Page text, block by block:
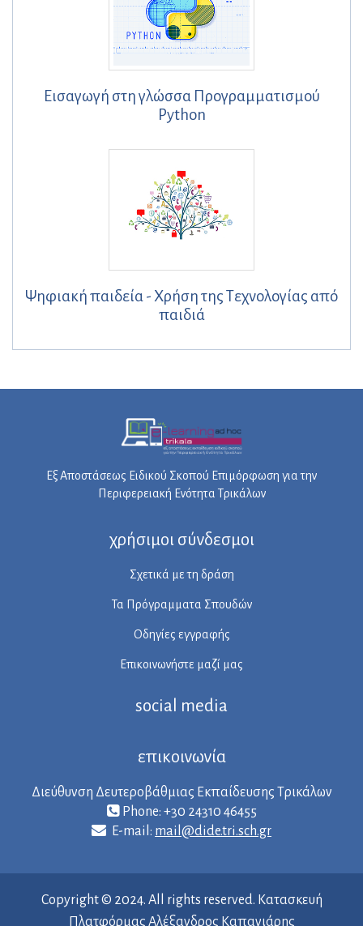
Εισαγωγή στη γλώσσα Προγραμματισμού
Python
Ψηφιακή παιδεία - Χρήση της Τεχνολογίας από
παιδιά
Εξ Αποστάσεως Ειδικού Σκοπού Επιμόρφωση για την
Περιφερειακή Ενότητα Τρικάλων
χρήσιμοι σύνδεσμοι
Σχετικά με τη δράση
Τα Πρόγραμματα Σπουδών
Οδηγίες εγγραφής
Επικοινωνήστε μαζί μας
social media
επικοινωνία
Διεύθυνση Δευτεροβάθμιας Εκπαίδευσης Τρικάλων
Phone: +30 24310 46455
E-mail: mail@dide.tri.sch.gr
Copyright © 2024. All rights reserved. Κατασκευή
Πλατφόρμας Αλέξανδρος Καπανιάρης